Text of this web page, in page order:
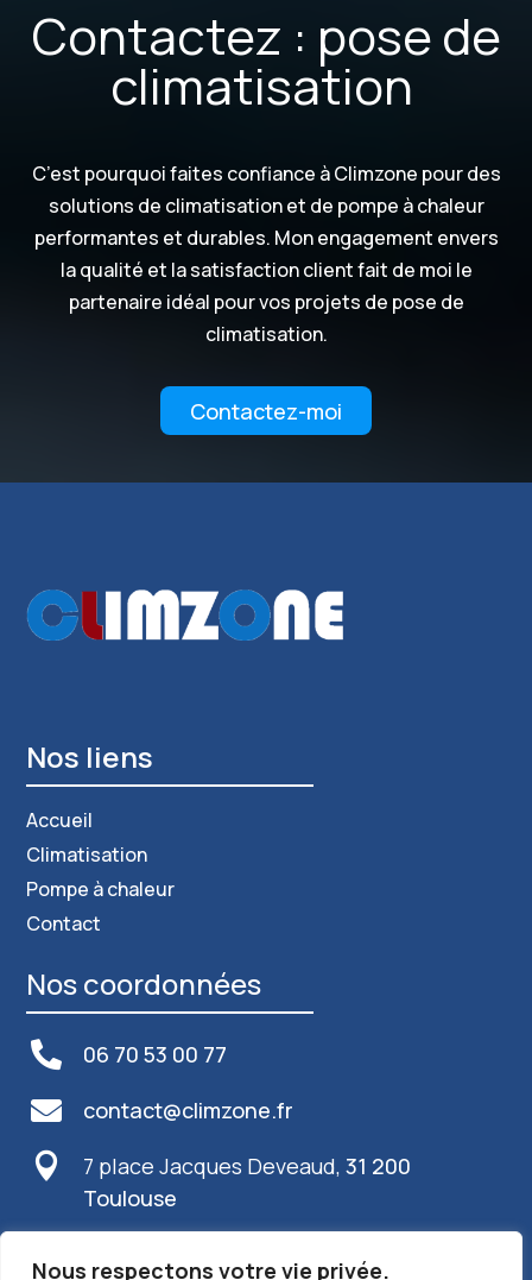
Nous respectons votre vie privée.
Contactez : pose de
climatisation
C’est pourquoi faites confiance à Climzone pour des
solutions de climatisation et de pompe à chaleur
performantes et durables. Mon engagement envers
la qualité et la satisfaction client fait de moi le
partenaire idéal pour vos projets de pose de
climatisation.
Contactez-moi
Nos liens
Accueil
Climatisation
Pompe à chaleur
Contact
Nos coordonnées
 06 70 53 00 77
 contact@climzone.fr
 7 place Jacques Deveaud, 31 200
Toulouse
Info plus